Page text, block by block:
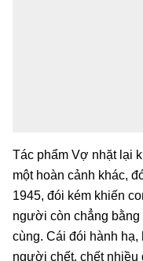
Tác phẩm Vợ nhặt lại
một hoàn cảnh khác,
1945, đói kém khiến
người còn chẳng bằng
cùng. Cái đói hành hạ,
người chết, chết